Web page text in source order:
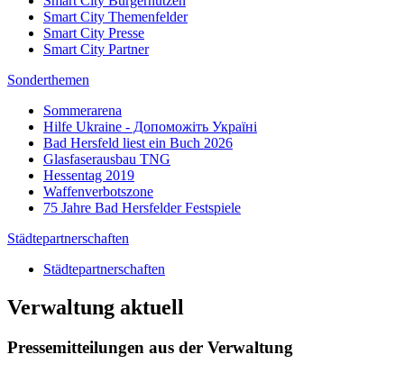
Smart City Themenfelder
Smart City Presse
Smart City Partner
Sonderthemen
Sommerarena
Hilfe Ukraine - Допоможіть Україні
Bad Hersfeld liest ein Buch 2026
Glasfaserausbau TNG
Hessentag 2019
Waffenverbotszone
75 Jahre Bad Hersfelder Festspiele
Städtepartnerschaften
Städtepartnerschaften
Verwaltung aktuell
Pressemitteilungen aus der Verwaltung